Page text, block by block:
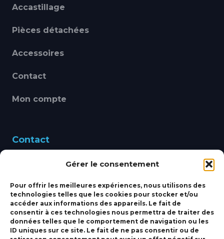
Gérer le consentement
Pour offrir les meilleures expériences, nous utilisons des
technologies telles que les cookies pour stocker et/ou
accéder aux informations des appareils. Le fait de
consentir à ces technologies nous permettra de traiter des
données telles que le comportement de navigation ou les
ID uniques sur ce site. Le fait de ne pas consentir ou de
Accastillage
Pièces détachées
Accessoires
Contact
Mon compte
Contact
460 Avenue Alain Le
bbsmarine@bbs-
marine.fr